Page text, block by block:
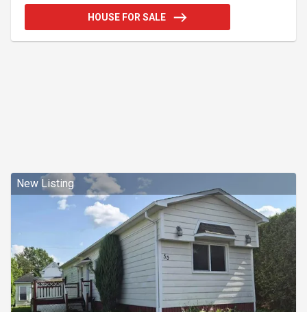
tous les services essentiels. Vous profiterez
également d'un accès pratique au transport en
HOUSE FOR SALE
New Listing